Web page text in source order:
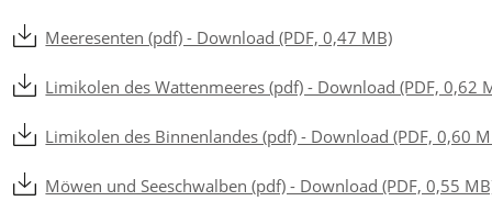
Meeresenten (pdf) - Download (PDF, 0,47 MB)
Limikolen des Wattenmeeres (pdf) - Download (PDF, 0,62
Limikolen des Binnenlandes (pdf) - Download (PDF, 0,60
Möwen und Seeschwalben (pdf) - Download (PDF, 0,55